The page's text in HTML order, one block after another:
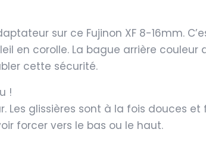
sur ce Fujinon XF 8-16mm.
en corolle. La bague arrière couleur
cette sécurité.
!
Les glissières sont à la fois douces et
forcer vers le bas ou le haut.